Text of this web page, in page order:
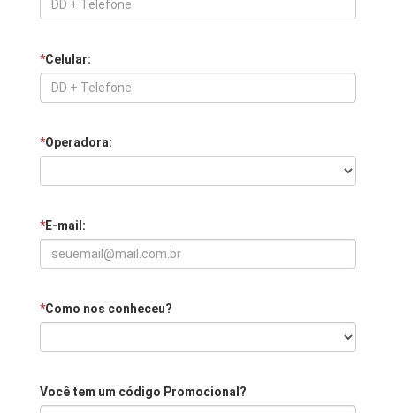
*Celular:
*Operadora:
*E-mail:
*Como nos conheceu?
Você tem um código Promocional?